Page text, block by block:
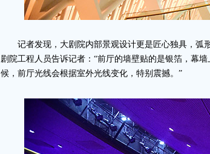
记者发现，大剧院内部景观设计更是匠心独具，弧
剧院工程人员告诉记者：“前厅的墙壁贴的是银箔，幕
候，前厅光线会根据室外光线变化，特别震撼。”